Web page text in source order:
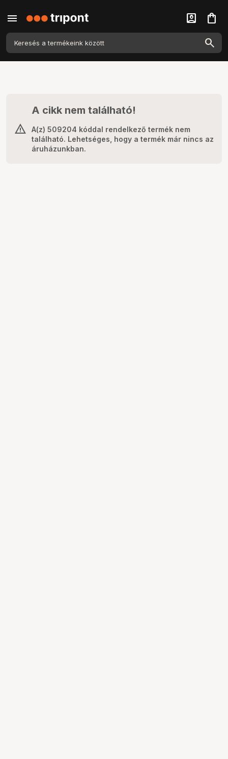
menu account_box shopping_bag
A cikk nem található!
A(z) 509204 kóddal rendelkező termék nem
található. Lehetséges, hogy a termék már nincs az
áruházunkban.